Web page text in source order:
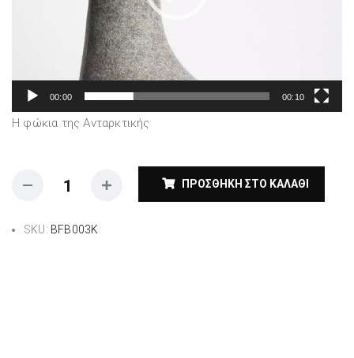
00:00 00:10
Η φώκια της Ανταρκτικής
ΠΡΟΣΘΉΚΗ ΣΤΟ ΚΑΛΆΘΙ
SKU: BFB003K